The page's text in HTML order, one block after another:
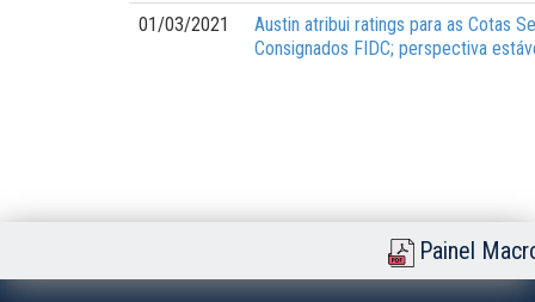
01/03/2021
Austin atribui ratings para as Cotas
Consignados FIDC; perspectiva
Painel